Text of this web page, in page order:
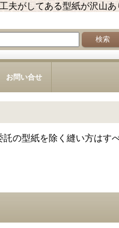
夫がしてある型紙が沢山あ
お問い合せ
の型紙を除く縫い方はす